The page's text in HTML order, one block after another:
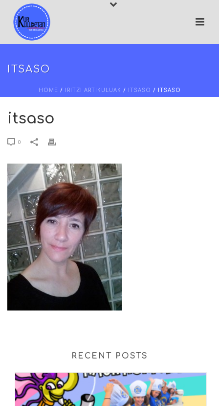
ITSASO
HOME / IRITZI ARTIKULUAK / ITSASO / ITSASO
itsaso
0
RECENT POSTS